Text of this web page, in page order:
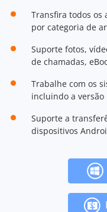
Transfira todos os
por categoria de
Suporte fotos,
de chamadas,
Trabalhe com os
incluindo a versão
Suporte a
dispositivos